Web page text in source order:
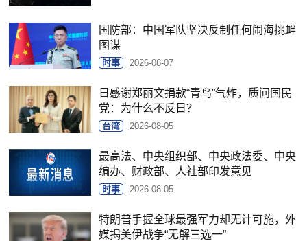
国防部：中国军队坚决反制任何闹海挑衅
图谋
时事 2026-08-07
日感谢郑丽文捐款“青鸟”气炸，质问国民
党：为什么不反日？
台湾 2026-08-05
最高法、中央组织部、中央政法委、中央
编办、财政部、人社部印发意见
时事 2026-08-05
特朗普手握全球最强军力却无计可施，外
媒揭美伊战争“无解三选一”